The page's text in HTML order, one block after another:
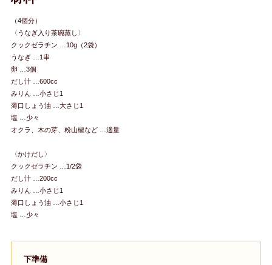
（4個分）
〈うなぎ入り茶碗蒸し〉
クックゼラチン …10g（2袋）
うなぎ …1串
卵 …3個
だし汁 …600cc
みりん …小さじ1
薄口しょう油 …大さじ1
塩 …少々
オクラ、木の芽、粉山椒など …適量
〈かけだし〉
クックゼラチン …1/2袋
だし汁 …200cc
みりん …小さじ1
薄口しょう油 …小さじ1
塩 …少々
下準備